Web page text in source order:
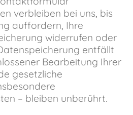
verbleiben bei uns, bis
auffordern, Ihre
widerrufen oder
entfällt
Bearbeitung Ihrer
gesetzliche
– bleiben unberührt.